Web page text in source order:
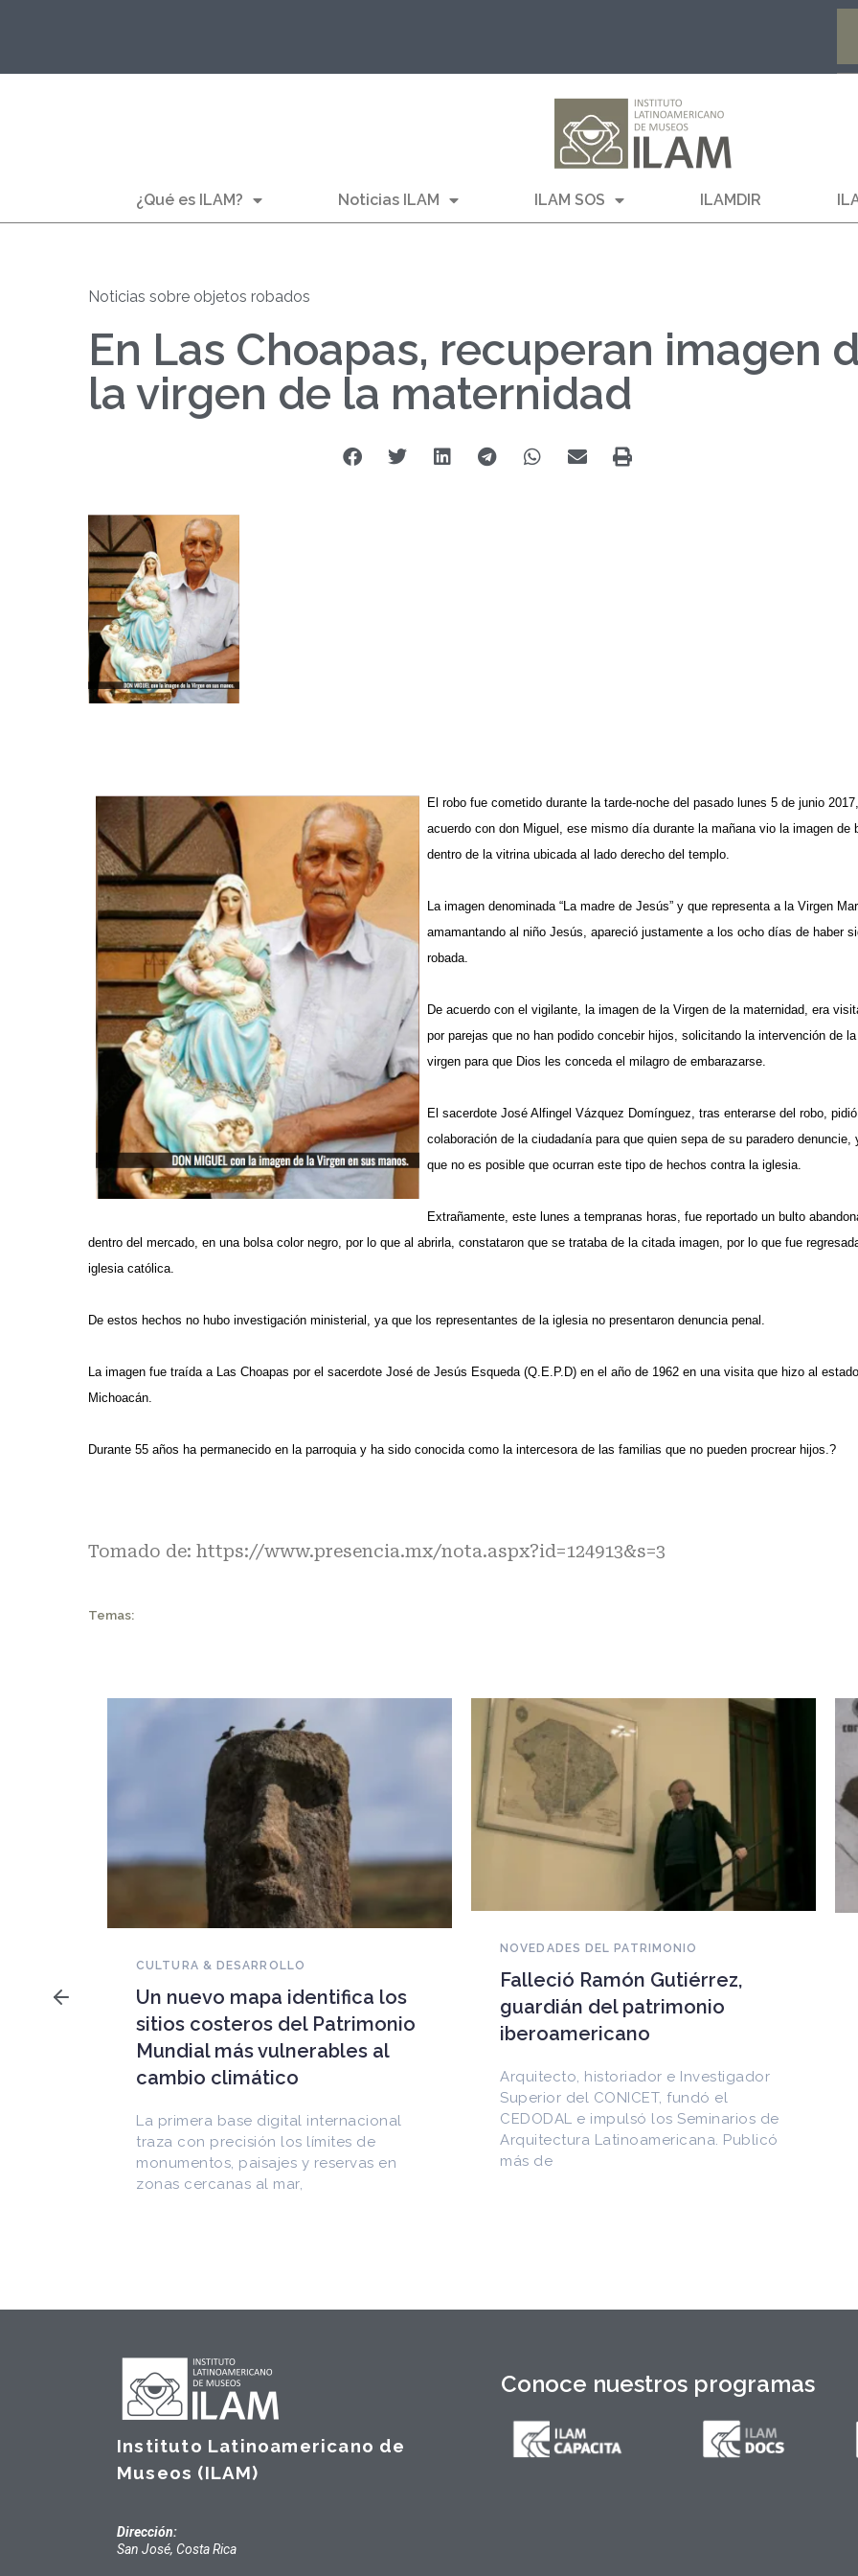
¿Qué es ILAM? Noticias ILAM ILAM SOS ILAMDIR
Noticias sobre objetos robados
En Las Choapas, recuperan imagen
la virgen de la maternidad
El robo fue cometido durante la tarde-noche del pasado lunes 5 de junio
acuerdo con don Miguel, ese mismo día durante la mañana vio la imagen de
dentro de la vitrina ubicada al lado derecho del templo.
La imagen denominada “La madre de Jesús” y que representa a la Virgen
amamantando al niño Jesús, apareció justamente a los ocho días de haber
robada.
De acuerdo con el vigilante, la imagen de la Virgen de la maternidad, era
por parejas que no han podido concebir hijos, solicitando la intervención de la
virgen para que Dios les conceda el milagro de embarazarse.
El sacerdote José Alfingel Vázquez Domínguez, tras enterarse del robo,
colaboración de la ciudadanía para que quien sepa de su paradero denuncie,
que no es posible que ocurran este tipo de hechos contra la iglesia.
Extrañamente, este lunes a tempranas horas, fue reportado un bulto
dentro del mercado, en una bolsa color negro, por lo que al abrirla, constataron que se trataba de la citada imagen, por lo que fue
iglesia católica.
De estos hechos no hubo investigación ministerial, ya que los representantes de la iglesia no presentaron denuncia penal.
La imagen fue traída a Las Choapas por el sacerdote José de Jesús Esqueda (Q.E.P.D) en el año de 1962 en una visita que hizo al
Michoacán.
Durante 55 años ha permanecido en la parroquia y ha sido conocida como la intercesora de las familias que no pueden procrear hijos.?
Tomado de: https://www.presencia.mx/nota.aspx?id=124913&s=3
Temas:
guardián del patrimonio
iberoamericano
Arquitecto, historiador e Investigador
CEDODAL e impulsó los Seminarios de
Arquitectura Latinoamericana. Publicó
más de
NOVEDADES DEL PATRIMONIO
EEUU devuelve a Cuba
documentos históricos
sustraídos del Archivo
en internet
Entre los materiales recuperados
figuran la Constitución de la Yaya de
Conoce nuestros programas
Instituto Latinoamericano de
Museos (ILAM)
Dirección:
San José, Costa Rica